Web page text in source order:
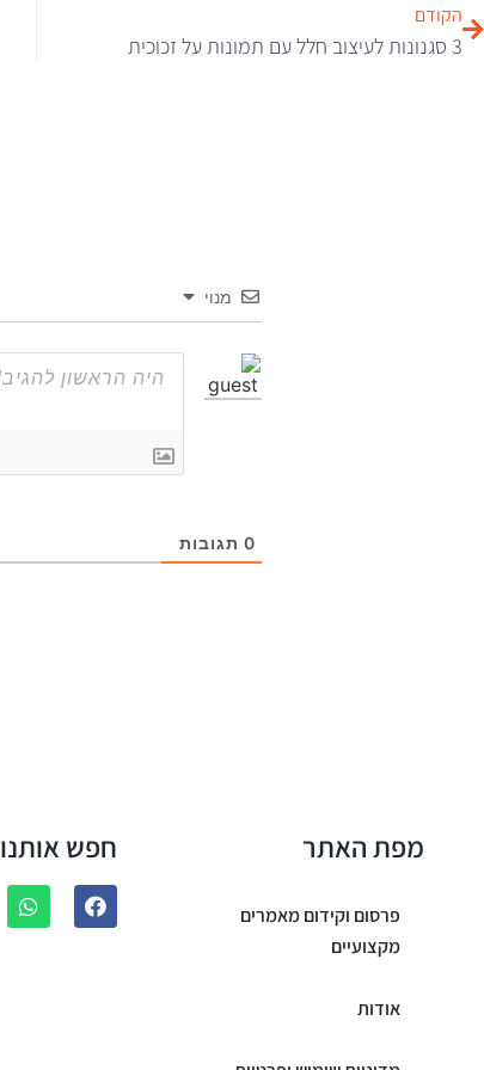
הקודם
3 סגנונות לעיצוב חלל עם תמונות על זכוכית
מנוי
0 תגובות
מפת האתר
פרסום וקידום מאמרים
מקצועיים
אודות
חפש אותנו